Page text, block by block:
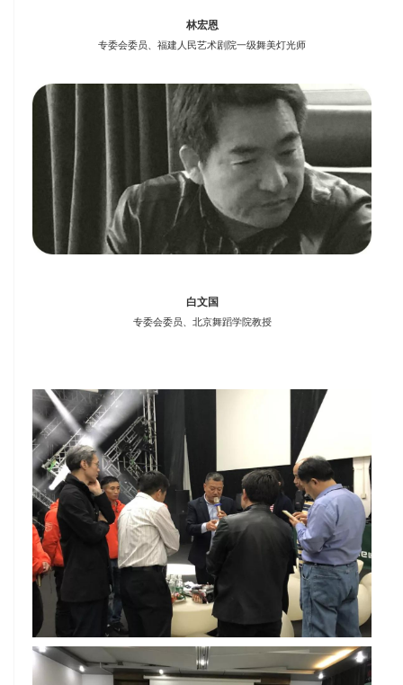
林宏恩
专委会委员、福建人民艺术剧院一级舞美灯光师
白文国
专委会委员、北京舞蹈学院教授